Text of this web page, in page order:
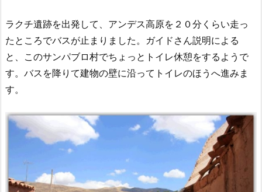
ラクチ遺跡を出発して、アンデス高原を２０分くらい走っ
たところでバスが止まりました。ガイドさん説明による
と、このサンパブロ村でちょっとトイレ休憩をするようで
す。 バスを降りて建物の壁に沿ってトイレのほうへ進みま
す。